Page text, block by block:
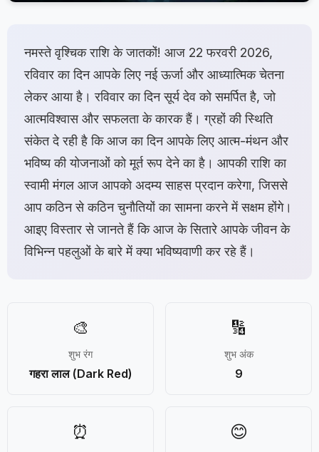
नमस्ते वृश्चिक राशि के जातकों! आज 22 फरवरी 2026,
रविवार का दिन आपके लिए नई ऊर्जा और आध्यात्मिक चेतना
लेकर आया है। रविवार का दिन सूर्य देव को समर्पित है, जो
आत्मविश्वास और सफलता के कारक हैं। ग्रहों की स्थिति
संकेत दे रही है कि आज का दिन आपके लिए आत्म-मंथन और
भविष्य की योजनाओं को मूर्त रूप देने का है। आपकी राशि का
स्वामी मंगल आज आपको अदम्य साहस प्रदान करेगा, जिससे
आप कठिन से कठिन चुनौतियों का सामना करने में सक्षम होंगे।
आइए विस्तार से जानते हैं कि आज के सितारे आपके जीवन के
विभिन्न पहलुओं के बारे में क्या भविष्यवाणी कर रहे हैं।
🎨
शुभ रंग
गहरा लाल (Dark Red)
🔢
शुभ अंक
9
⏰ 😊